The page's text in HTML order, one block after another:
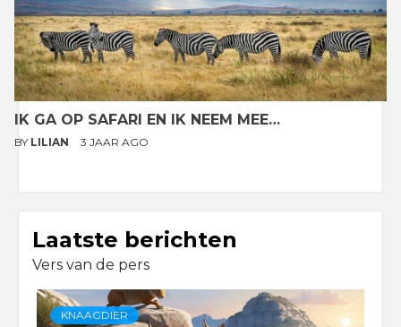
IK GA OP SAFARI EN IK NEEM MEE…
BY LILIAN 3 JAAR AGO
Laatste berichten
Vers van de pers
KNAAGDIER